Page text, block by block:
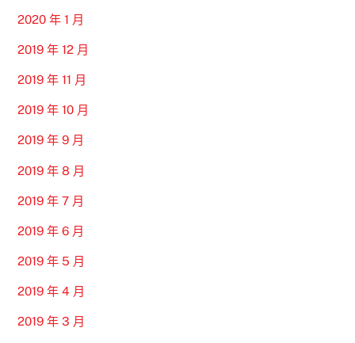
2020 年 1 月
2019 年 12 月
2019 年 11 月
2019 年 10 月
2019 年 9 月
2019 年 8 月
2019 年 7 月
2019 年 6 月
2019 年 5 月
2019 年 4 月
2019 年 3 月